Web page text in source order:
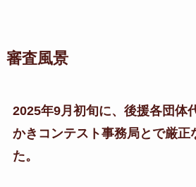
審査風景
2025年9月初旬に、後援各団体
かきコンテスト事務局とで厳正
た。